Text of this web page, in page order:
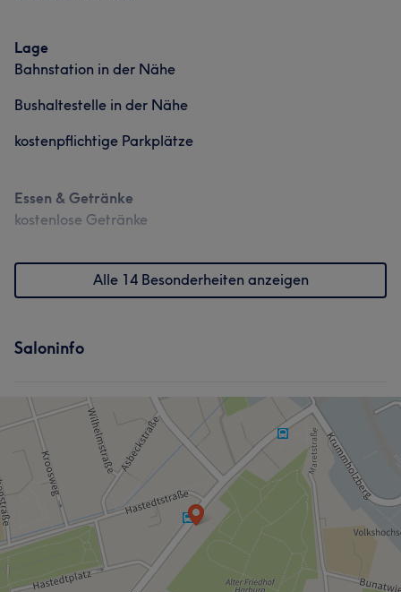
Was unsere Kunden über Glow sagen
Herzlich 16 Professionell Detailverliebt 14
Lage
Bahnstation in der Nähe
Bushaltestelle in der Nähe
kostenpflichtige Parkplätze
Essen & Getränke
kostenlose Getränke
Alle 14 Besonderheiten anzeigen
Saloninfo